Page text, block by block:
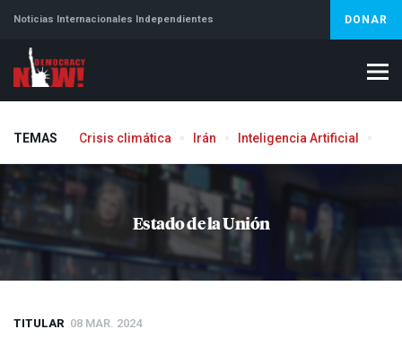
Noticias Internacionales Independientes DONAR
TEMAS Crisis climática Irán Inteligencia Artificial
Estado de la Unión
TITULAR 08 MAR. 2024